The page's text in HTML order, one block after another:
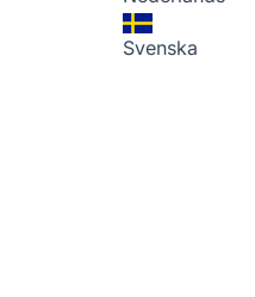
Svenska